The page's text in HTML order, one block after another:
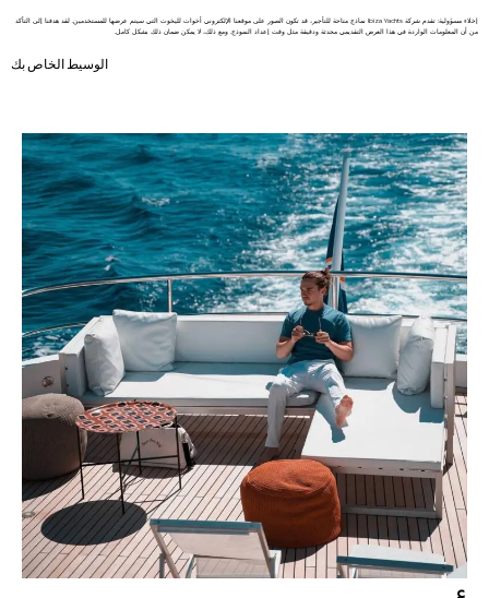
إخلاء مسؤولية: تقدم شركة Ibiza Yachts نماذج متاحة للتأجير، قد تكون الصور على موقعنا الإلكتروني أخوات لليخوت التي سيتم عرضها للمستخدمين. لقد هدفنا إلى التأكد
من أن المعلومات الواردة في هذا العرض التقديمي محدثة ودقيقة مثل وقت إعداد النموذج. ومع ذلك، لا يمكن ضمان ذلك بشكل كامل.
الوسيط الخاص بك